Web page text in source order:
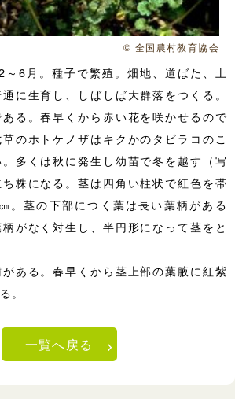
© 全国農村教育協会
～6月。種子で繁殖。畑地、道ばた、土
に生育し、しばしば大群落をつくる。
る。春早くから赤い花を咲かせるので
のホトケノザはキクかのタビラコのこ
多くは秋に発生し幼苗で冬を越す（写
株になる。茎は四角い柱状で紅色を帯
。茎の下部につく葉は長い葉柄がある
がなく対生し、半円形になって茎をと
ある。春早くから茎上部の葉腋に紅紫
。
一覧へ戻る